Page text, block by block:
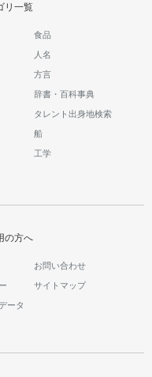
リ一覧
食品
人名
方言
辞書・百科事典
タレント出身地検索
船
工学
の方へ
お問い合わせ
サイトマップ
ータ